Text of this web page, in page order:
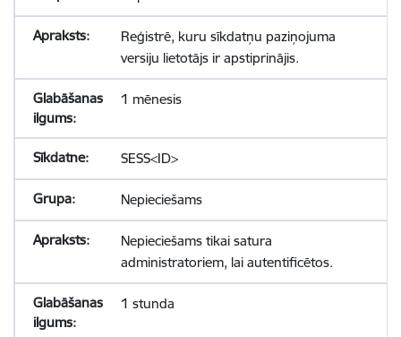
Reģistrē, kuru sīkdatņu paziņojuma
versiju lietotājs ir apstiprinājis.
1 mēnesis
SESS<ID>
Nepieciešams
Nepieciešams tikai satura
administratoriem, lai autentificētos.
1 stunda